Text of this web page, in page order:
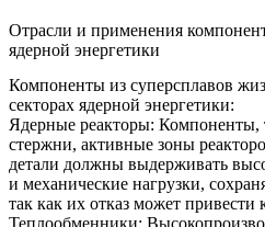
Отрасли и применения
ядерной энергетики
Компоненты из суперсплавов
секторах ядерной энергетики:
Ядерные реакторы: Компоненты,
стержни, активные зоны
детали должны выдерживать
и механические нагрузки,
так как их отказ может привести
Теплообменники: